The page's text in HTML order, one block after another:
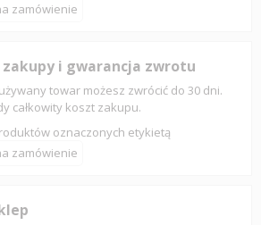
zamówienie
zakupy i gwarancja zwrotu
towar możesz zwrócić do 30 dni.
całkowity koszt zakupu.
oznaczonych etykietą
zamówienie